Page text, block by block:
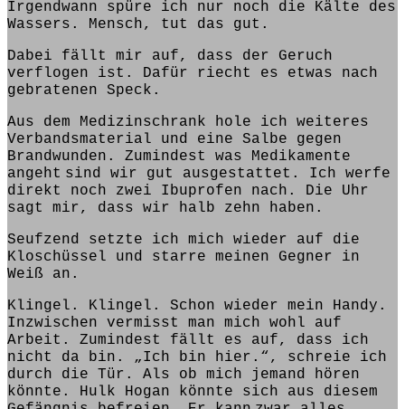
Irgendwann spüre ich nur noch die Kälte des
Wassers. Mensch, tut das gut.
Dabei fällt mir auf, dass der Geruch
verflogen ist . Dafür riecht
es etwas nach
gebratenen Speck.
Aus dem Medizinschrank hole ich weiteres
Verbandsmaterial und eine Salbe gegen
Brandwunden. Zumindest was Medikamente
angeht sind wir gut ausgestattet. Ich werfe
direkt noch zwei Ibuprofen nach. Die Uhr
sagt mir, dass wir halb zehn haben .
Seufzend setzte ich mich wieder auf die
Kloschüssel und starre meinen Gegner in
Weiß an.
Klingel. Klingel. Schon wieder mein Handy.
Inzwischen vermisst man mich wohl auf
Arbeit. Zumindest fällt es auf, dass ich
nicht da bin. „Ich bin hier.“, schreie ich
durch die Tür. Als ob mich jemand hören
könnte . Hulk Hogan könnte sich aus diesem